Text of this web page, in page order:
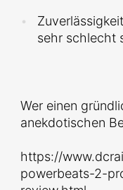
sehr schlecht
Wer einen
anekdotischen
https://
powerbeats-2-